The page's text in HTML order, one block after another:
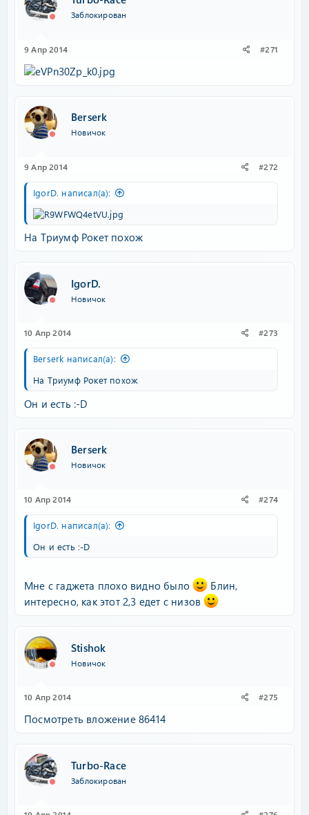
Заблокирован
9 Апр 2014 #271
Berserk
Новичок
9 Апр 2014 #272
IgorD. написал(а):
На Триумф Рокет похож
IgorD.
Новичок
10 Апр 2014 #273
Berserk написал(а):
На Триумф Рокет похож
Он и есть :-D
Berserk
Новичок
10 Апр 2014 #274
IgorD. написал(а):
Он и есть :-D
Мне с гаджета плохо видно было
Блин,
интересно, как этот 2,3 едет с низов
Stishok
Новичок
10 Апр 2014 #275
Посмотреть вложение 86414
Turbo-Race
Заблокирован